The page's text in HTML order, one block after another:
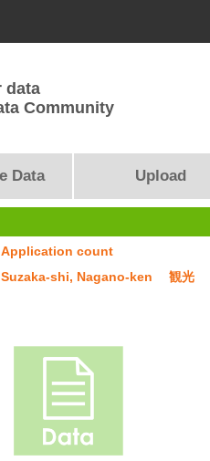
data
Community
Data Upload
Application count
Suzaka-shi, Nagano-ken 観光